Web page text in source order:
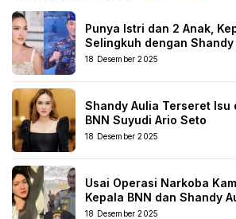
Punya Istri dan 2 Anak,
Selingkuh dengan Shandy
18 Desember 2025
Shandy Aulia Terseret Isu
BNN Suyudi Ario Seto
18 Desember 2025
Usai Operasi Narkoba
Kepala BNN dan Shandy
18 Desember 2025